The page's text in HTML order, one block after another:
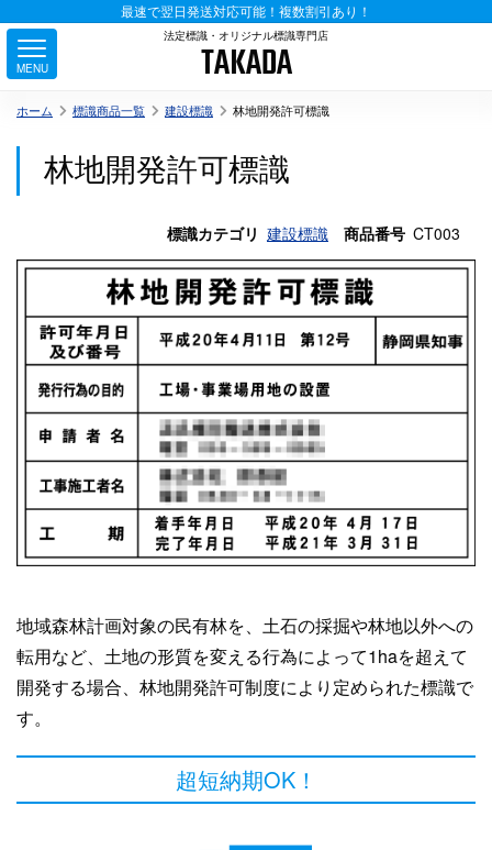
最速で翌日発送対応可能！複数割引あり！
法定標識・オリジナル標識専門店
TAKADA
MENU
ホーム 標識商品一覧 建設標識 林地開発許可標識
林地開発許可標識
標識カテゴリ 建設標識 商品番号 CT003
地域森林計画対象の民有林を、土石の採掘や林地以外への
転用など、土地の形質を変える行為によって1haを超えて
開発する場合、林地開発許可制度により定められた標識で
す。
超短納期OK！